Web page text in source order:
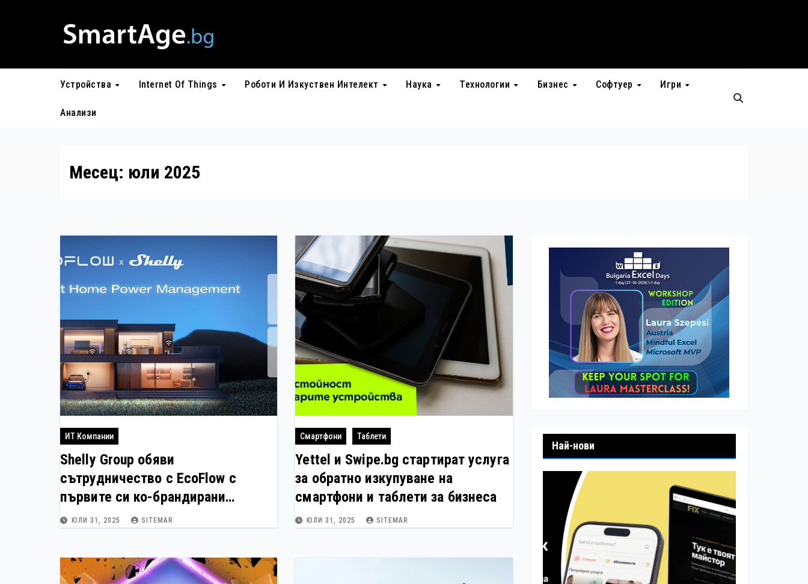
Устройства Internet Of Things Роботи И Изкуствен Интелект Наука Технологии Бизнес Софтуер Игри
Анализи
Месец: юли 2025
ИТ Компании
Shelly Group обяви
сътрудничество с EcoFlow с
първите си ко-брандирани
устройства
ЮЛИ 31, 2025 SITEMAR
Смартфони Таблети
Yettel и Swipe.bg стартират услуга
за обратно изкупуване на
смартфони и таблети за бизнеса
ЮЛИ 31, 2025 SITEMAR
Най-нови